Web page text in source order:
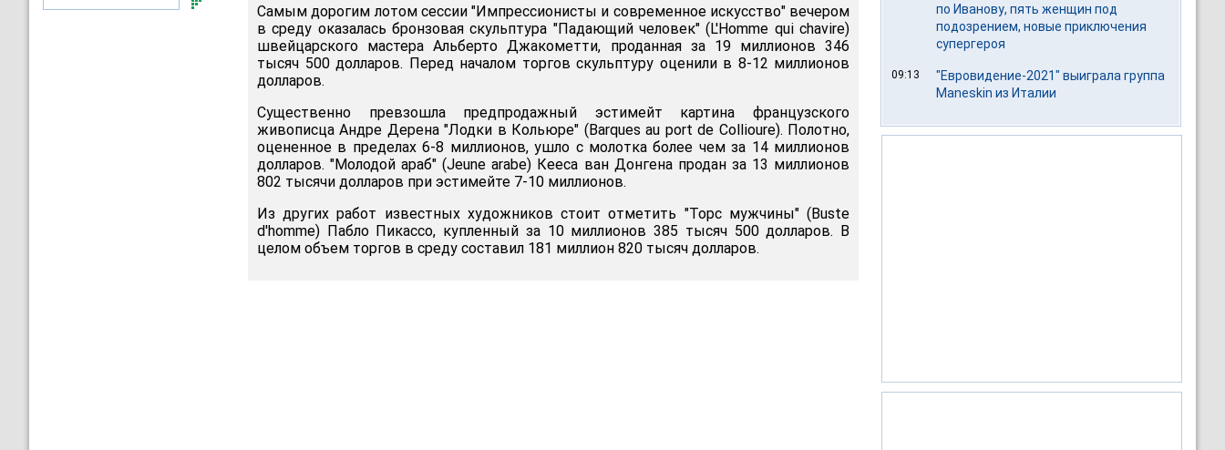
Самым дорогим лотом сессии "Импрессионисты и современное искусство" вечером
в среду оказалась бронзовая скульптура "Падающий человек" (L'Homme qui chavire)
швейцарского мастера Альберто Джакометти, проданная за 19 миллионов 346
тысяч 500 долларов. Перед началом торгов скульптуру оценили в 8-12 миллионов
долларов.
Существенно превзошла предпродажный эстимейт картина французского
живописца Андре Дерена "Лодки в Кольюре" (Barques au port de Collioure). Полотно,
оцененное в пределах 6-8 миллионов, ушло с молотка более чем за 14 миллионов
долларов. "Молодой араб" (Jeune arabe) Кееса ван Донгена продан за 13 миллионов
802 тысячи долларов при эстимейте 7-10 миллионов.
Из других работ известных художников стоит отметить "Торс мужчины" (Buste
d'homme) Пабло Пикассо, купленный за 10 миллионов 385 тысяч 500 долларов. В
целом объем торгов в среду составил 181 миллион 820 тысяч долларов.
по Иванову, пять женщин под
подозрением, новые приключения
супергероя
09:13
"Евровидение-2021" выиграла группа
Maneskin из Италии